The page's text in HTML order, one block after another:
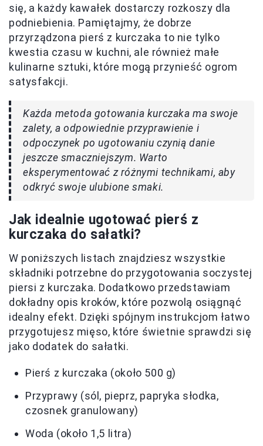
się, a każdy kawałek dostarczy rozkoszy dla
podniebienia. Pamiętajmy, że dobrze
przyrządzona pierś z kurczaka to nie tylko
kwestia czasu w kuchni, ale również małe
kulinarne sztuki, które mogą przynieść ogrom
satysfakcji.
Każda metoda gotowania kurczaka ma swoje
zalety, a odpowiednie przyprawienie i
odpoczynek po ugotowaniu czynią danie
jeszcze smaczniejszym. Warto
eksperymentować z różnymi technikami, aby
odkryć swoje ulubione smaki.
Jak idealnie ugotować pierś z
kurczaka do sałatki?
W poniższych listach znajdziesz wszystkie
składniki potrzebne do przygotowania soczystej
piersi z kurczaka. Dodatkowo przedstawiam
dokładny opis kroków, które pozwolą osiągnąć
idealny efekt. Dzięki spójnym instrukcjom łatwo
przygotujesz mięso, które świetnie sprawdzi się
jako dodatek do sałatki.
Pierś z kurczaka (około 500 g)
Przyprawy (sól, pieprz, papryka słodka,
czosnek granulowany)
Woda (około 1,5 litra)